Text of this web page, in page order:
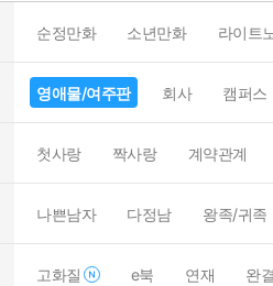
순정만화 소년만화 라이트
영애물/여주판 회사 캠퍼스
첫사랑 짝사랑 계약관계
나쁜남자 다정남 왕족/귀족
고화질 e북 연재 완결